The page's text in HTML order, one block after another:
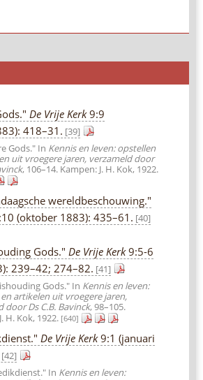
De Vrije Kerk9:9
418–31. [39]
Gods." In Kennis en leven: opstellen
uit vroegere jaren, verzameld door
, 106–14. Kampen: J. H. Kok, 1922.
wereldbeschouwing."
(oktober 1883): 435–61. [40]
Gods." De Vrije Kerk9:5-6
239–42; 274–82. [41]
Gods." In Kennis en leven:
artikelen uit vroegere jaren,
door Ds C.B. Bavinck, 98–105.
H. Kok, 1922. [640]
De Vrije Kerk9:1 (januari
[42]
In Kennis en leven: